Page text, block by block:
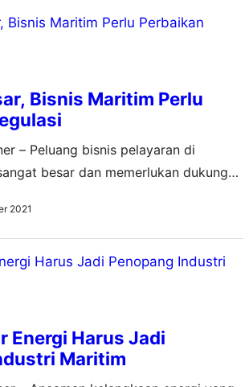
hingga tahun 2030. CEO PIS, Erry
kebutuhan investasi tersebut
kebutuhan energi nasional serta…
Bisnis Maritim Perlu
– Peluang bisnis pelayaran di
besar dan memerlukan dukungan
baik pada industri pelayaran nasional
daya saing. Tidak hanya itu, porsi
yang hanya 9 persen untuk kargo luar
Pasalnya, dalam skema kontrak
Indonesia…
2021
Energi Harus Jadi
Maritim